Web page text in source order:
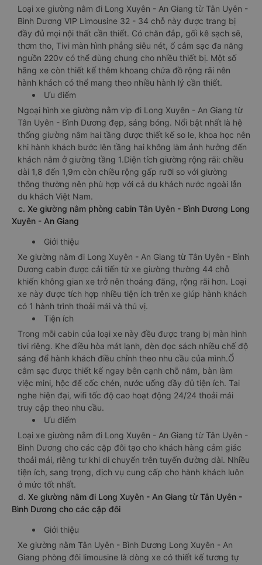
Loại xe giường nằm đi Long Xuyên - An Giang từ Tân Uyên -
Bình Dương VIP Limousine 32 - 34 chỗ này được trang bị
đầy đủ mọi nội thất cần thiết. Có chăn đắp, gối kê sạch sẽ,
thơm tho, Tivi màn hình phẳng siêu nét, ổ cắm sạc đa năng
nguồn 220v có thể dùng chung cho nhiều thiết bị. Một số
hãng xe còn thiết kế thêm khoang chứa đồ rộng rãi nên
hành khách có thể mang theo nhiều hành lý cần thiết.
Ưu điểm
Ngoại hình xe giường nằm vip đi Long Xuyên - An Giang từ
Tân Uyên - Bình Dương đẹp, sáng bóng. Nổi bật nhất là hệ
thống giường nằm hai tầng được thiết kế so le, khoa học nên
khi hành khách bước lên tầng hai không làm ảnh hưởng đến
khách nằm ở giường tầng 1.Diện tích giường rộng rãi: chiều
dài 1,8 đến 1,9m còn chiều rộng gấp rưỡi so với giường
thông thường nên phù hợp với cả du khách nước ngoài lẫn
du khách Việt Nam.
c. Xe giường nằm phòng cabin Tân Uyên - Bình Dương Long
Xuyên - An Giang
Giới thiệu
Xe giường nằm đi Long Xuyên - An Giang từ Tân Uyên - Bình
Dương cabin được cải tiến từ xe giường thường 44 chỗ
khiến không gian xe trở nên thoáng đãng, rộng rãi hơn. Loại
xe này được tích hợp nhiều tiện ích trên xe giúp hành khách
có 1 hành trình thoải mái và thú vị.
Tiện ích
Trong mỗi cabin của loại xe này đều được trang bị màn hình
tivi riêng. Khe điều hòa mát lạnh, đèn đọc sách nhiều chế độ
sáng để hành khách điều chỉnh theo nhu cầu của mình.Ổ
cắm sạc được thiết kế ngay bên cạnh chỗ nằm, bàn làm
việc mini, hộc để cốc chén, nước uống đầy đủ tiện ích. Tai
nghe hiện đại, wifi tốc độ cao hoạt động 24/24 thoải mái
truy cập theo nhu cầu.
Ưu điểm
Loại xe giường nằm đi Long Xuyên - An Giang từ Tân Uyên -
Bình Dương cho các cặp đôi tạo cho khách hàng cảm giác
thoải mái, riêng tư khi di chuyển trên tuyến đường dài. Nhiều
tiện ích, sang trọng, dịch vụ cung cấp cho hành khách luôn
ở mức tốt nhất.
d. Xe giường nằm đi Long Xuyên - An Giang từ Tân Uyên -
Bình Dương cho các cặp đôi
Giới thiệu
Xe giường nằm Tân Uyên - Bình Dương Long Xuyên - An
Giang phòng đôi limousine là dòng xe có thiết kế tương tự